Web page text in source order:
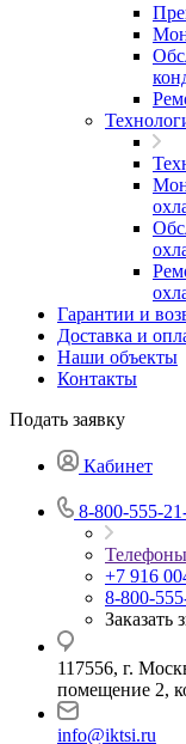
Гарантии и
Доставка и
Наши объекты
Контакты
Подать заявку
Кабинет
8-800-555-
Телефоны
+7 916
8-800-
Заказать
117556, г.
помещение 2,
info@iktsi.ru